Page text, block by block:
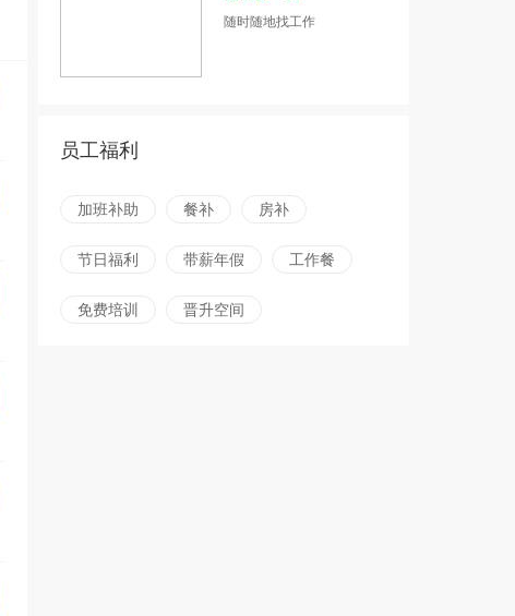
随时随地找工作
员工福利
加班补助 餐补 房补
节日福利 带薪年假 工作餐
免费培训 晋升空间